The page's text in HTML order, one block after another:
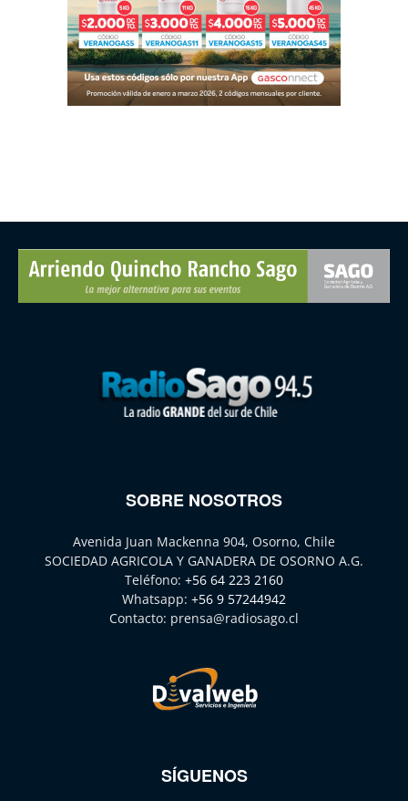
SOBRE NOSOTROS
Avenida Juan Mackenna 904, Osorno, Chile
SOCIEDAD AGRICOLA Y GANADERA DE OSORNO A.G.
Teléfono: +56 64 223 2160
Whatsapp: +56 9 57244942
Contacto: prensa@radiosago.cl
SÍGUENOS